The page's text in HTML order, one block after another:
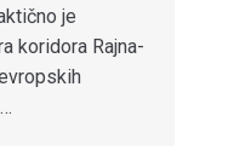
je
koridora Rajna-